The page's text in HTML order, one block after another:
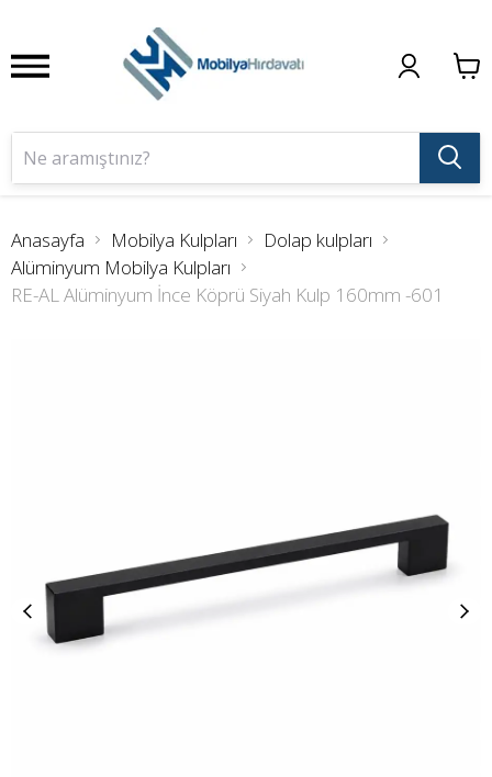
Anasayfa Mobilya Kulpları
Dolap kulpları
Alüminyum Mobilya Kulpları
RE-AL Alüminyum İnce Köprü Siyah Kulp 160mm -601